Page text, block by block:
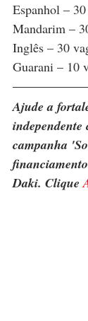
Espanhol –
Mandarim –
Inglês – 30
Guarani – 10
Ajude a
campanha
Daki. Clique